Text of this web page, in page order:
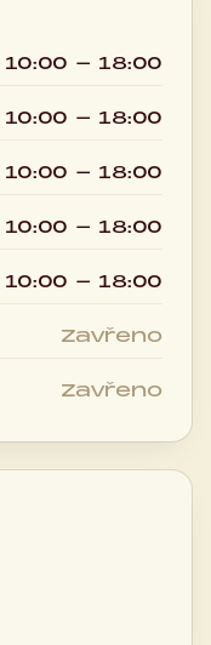
10:00 - 18:00
10:00 - 18:00
10:00 - 18:00
10:00 - 18:00
10:00 - 18:00
Zavřeno
Zavřeno